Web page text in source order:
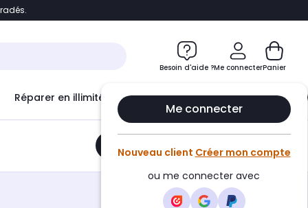
Accéder directement au chatbot
Besoin d'aide ?Me connecter
Me connecter
Nouveau client Créer mon compte
ou me connecter avec
Panier
Réparer en illimité avec Le Club Infinity
Ajouter au panier